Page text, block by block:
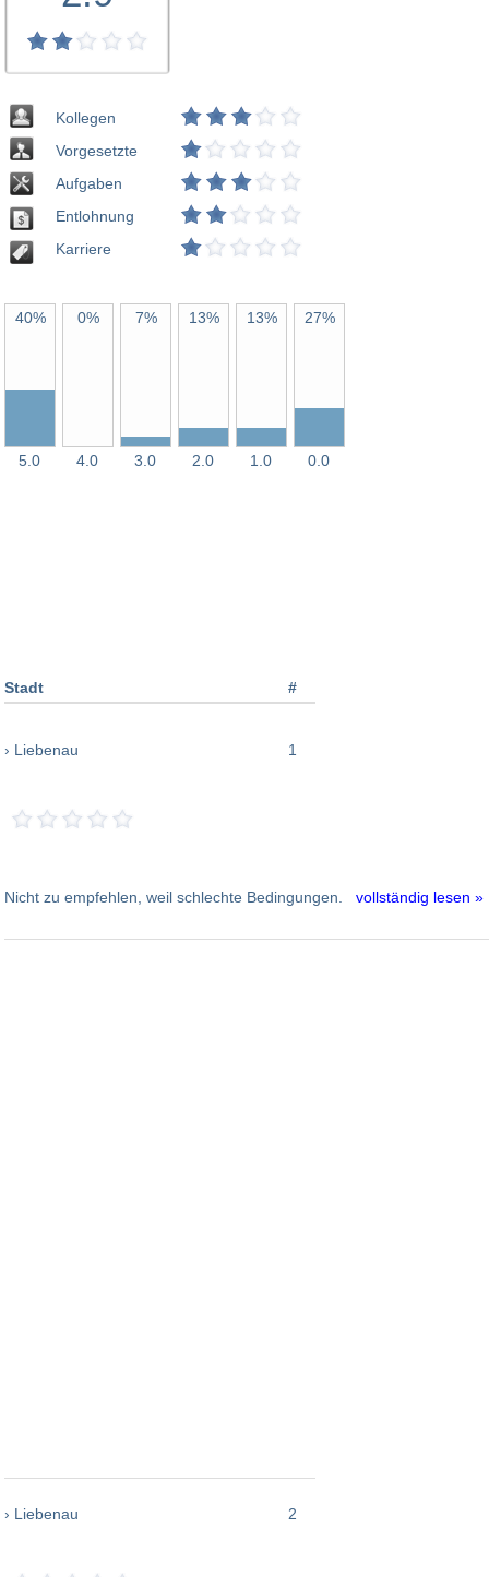
Kollegen
Vorgesetzte
Aufgaben
Entlohnung
Karriere
40%
5.0
0%
4.0
7%
3.0
13%
2.0
13%
1.0
27%
0.0
Stadt #
› Liebenau 1
Nicht zu empfehlen, weil schlechte Bedingungen. vollständig lesen »
› Liebenau 2